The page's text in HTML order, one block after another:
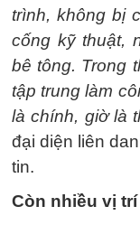
trình, không bị
cống kỹ thuật,
bê tông. Trong
tập trung làm
là chính, giờ là
đại diện liên
tin.
Còn nhiều vị